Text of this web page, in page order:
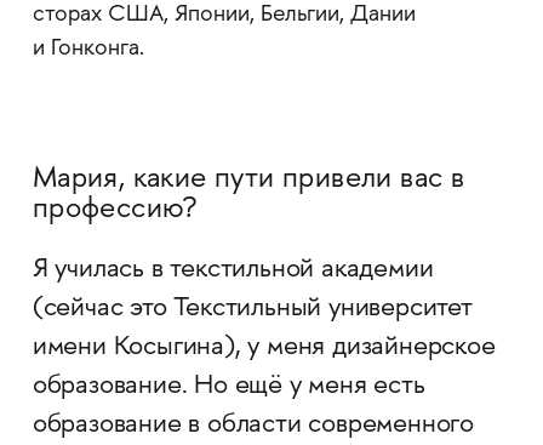
сторах США, Японии, Бельгии, Дании
и Гонконга.
Мария, какие пути привели вас в
профессию?
Я училась в текстильной академии
(сейчас это Текстильный университет
имени Косыгина), у меня дизайнерское
образование. Но ещё у меня есть
образование в области современного